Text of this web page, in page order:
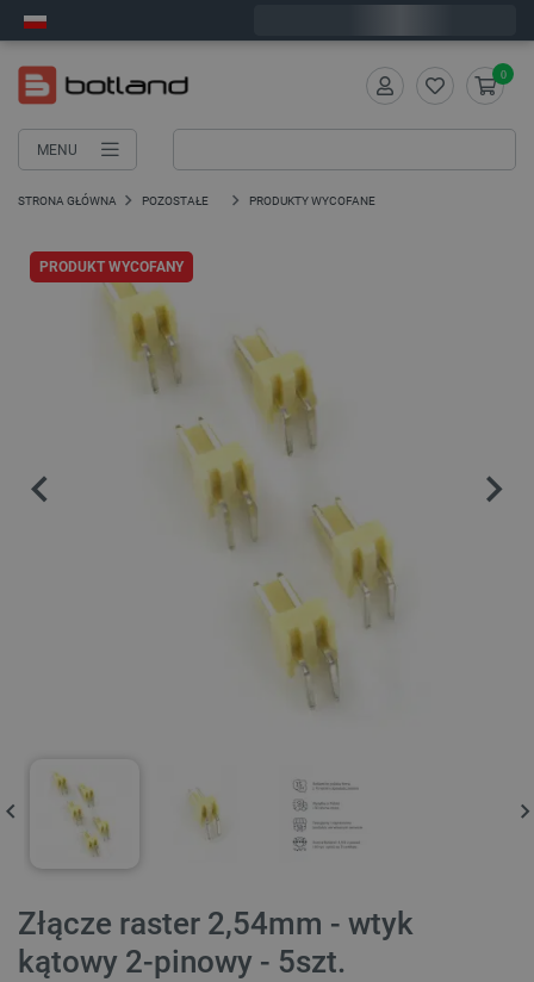
MENU
0
STRONA GŁÓWNA POZOSTAŁE PRODUKTY WYCOFANE
PRODUKT WYCOFANY
Złącze raster 2,54mm - wtyk
kątowy 2-pinowy - 5szt.